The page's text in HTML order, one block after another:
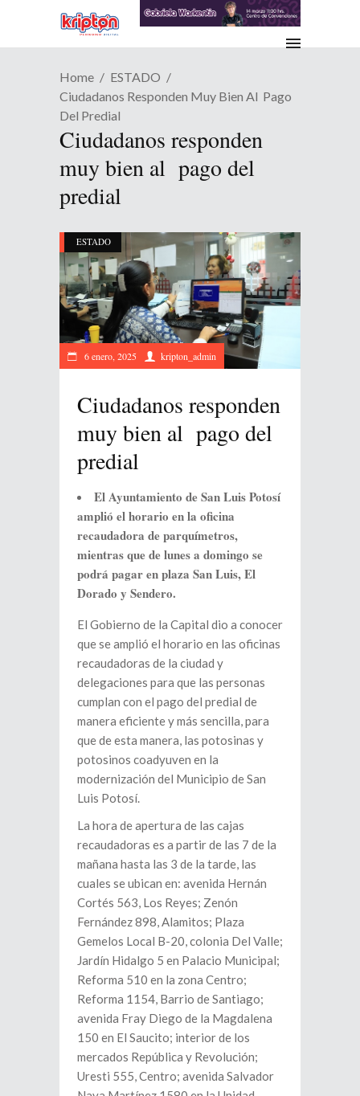
Home
ESTADO
Ciudadanos Responden Muy Bien Al Pago
Del Predial
Ciudadanos responden
muy bien al pago del
predial
ESTADO
6 enero, 2025 kripton_admin
Ciudadanos responden
muy bien al pago del
predial
El Ayuntamiento de San Luis Potosí
amplió el horario en la oficina
recaudadora de parquímetros,
mientras que de lunes a domingo se
podrá pagar en plaza San Luis, El
Dorado y Sendero.
El Gobierno de la Capital dio a conocer
que se amplió el horario en las oficinas
recaudadoras de la ciudad y
delegaciones para que las personas
cumplan con el pago del predial de
manera eficiente y más sencilla, para
que de esta manera, las potosinas y
potosinos coadyuven en la
modernización del Municipio de San
Luis Potosí.
La hora de apertura de las cajas
recaudadoras es a partir de las 7 de la
mañana hasta las 3 de la tarde, las
cuales se ubican en: avenida Hernán
Cortés 563, Los Reyes; Zenón
Fernández 898, Alamitos; Plaza
Gemelos Local B-20, colonia Del Valle;
Jardín Hidalgo 5 en Palacio Municipal;
Reforma 510 en la zona Centro;
Reforma 1154, Barrio de Santiago;
avenida Fray Diego de la Magdalena
150 en El Saucito; interior de los
mercados República y Revolución;
Uresti 555, Centro; avenida Salvador